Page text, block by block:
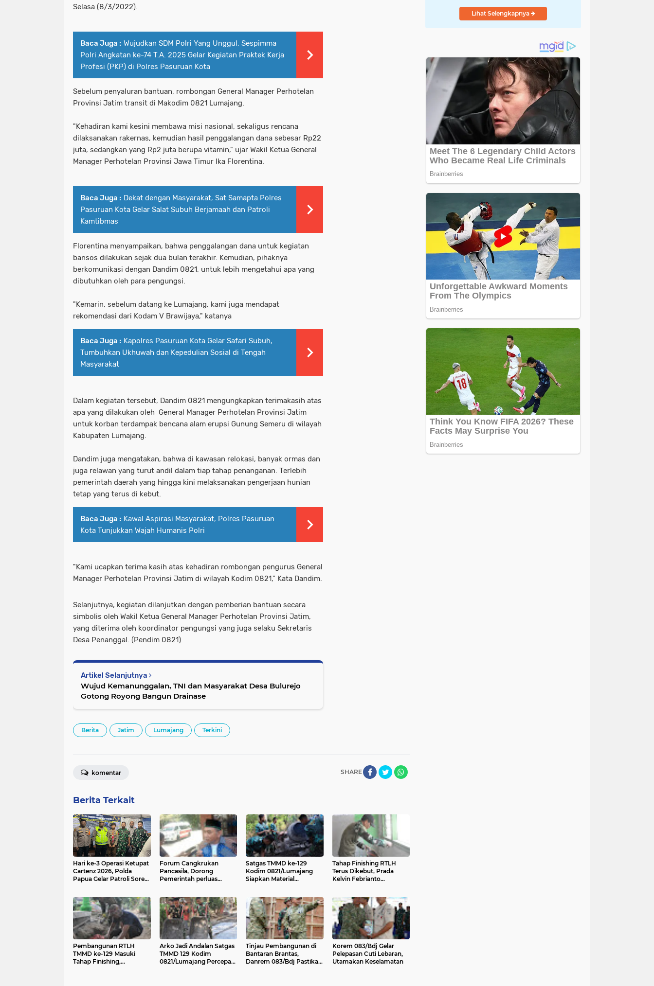
Selasa (8/3/2022).
Baca Juga : Wujudkan SDM Polri Yang Unggul, Sespimma
Polri Angkatan ke-74 T.A. 2025 Gelar Kegiatan Praktek Kerja
Profesi (PKP) di Polres Pasuruan Kota
Sebelum penyaluran bantuan, rombongan General Manager Perhotelan
Provinsi Jatim transit di Makodim 0821 Lumajang.
"Kehadiran kami kesini membawa misi nasional, sekaligus rencana
dilaksanakan rakernas, kemudian hasil penggalangan dana sebesar Rp22
juta, sedangkan yang Rp2 juta berupa vitamin," ujar Wakil Ketua General
Manager Perhotelan Provinsi Jawa Timur Ika Florentina.
Baca Juga : Dekat dengan Masyarakat, Sat Samapta Polres
Pasuruan Kota Gelar Salat Subuh Berjamaah dan Patroli
Kamtibmas
Florentina menyampaikan, bahwa penggalangan dana untuk kegiatan
bansos dilakukan sejak dua bulan terakhir. Kemudian, pihaknya
berkomunikasi dengan Dandim 0821, untuk lebih mengetahui apa yang
dibutuhkan oleh para pengungsi.
"Kemarin, sebelum datang ke Lumajang, kami juga mendapat
rekomendasi dari Kodam V Brawijaya," katanya
Baca Juga : Kapolres Pasuruan Kota Gelar Safari Subuh,
Tumbuhkan Ukhuwah dan Kepedulian Sosial di Tengah
Masyarakat
Dalam kegiatan tersebut, Dandim 0821 mengungkapkan terimakasih atas
apa yang dilakukan oleh General Manager Perhotelan Provinsi Jatim
untuk korban terdampak bencana alam erupsi Gunung Semeru di wilayah
Kabupaten Lumajang.
Dandim juga mengatakan, bahwa di kawasan relokasi, banyak ormas dan
juga relawan yang turut andil dalam tiap tahap penanganan. Terlebih
pemerintah daerah yang hingga kini melaksanakan pengerjaan hunian
tetap yang terus di kebut.
Baca Juga : Kawal Aspirasi Masyarakat, Polres Pasuruan
Kota Tunjukkan Wajah Humanis Polri
"Kami ucapkan terima kasih atas kehadiran rombongan pengurus General
Manager Perhotelan Provinsi Jatim di wilayah Kodim 0821," Kata Dandim.
Selanjutnya, kegiatan dilanjutkan dengan pemberian bantuan secara
simbolis oleh Wakil Ketua General Manager Perhotelan Provinsi Jatim,
yang diterima oleh koordinator pengungsi yang juga selaku Sekretaris
Desa Penanggal. (Pendim 0821)
Artikel Selanjutnya
Wujud Kemanunggalan, TNI dan Masyarakat Desa Bulurejo
Gotong Royong Bangun Drainase
Berita Jatim Lumajang Terkini
SHARE
komentar
Berita Terkait
Hari ke-3 Operasi Ketupat
Cartenz 2026, Polda
Papua Gelar Patroli Sore
Forum Cangkrukan
Pancasila, Dorong
Pemerintah perluas
Satgas TMMD ke-129
Kodim 0821/Lumajang
Siapkan Material
Tahap Finishing RTLH
Terus Dikebut, Prada
Kelvin Febrianto
Pembangunan RTLH
TMMD ke-129 Masuki
Tahap Finishing,
Arko Jadi Andalan Satgas
TMMD 129 Kodim
0821/Lumajang Percepat
Tinjau Pembangunan di
Bantaran Brantas,
Danrem 083/Bdj Pastikan
Korem 083/Bdj Gelar
Pelepasan Cuti Lebaran,
Utamakan Keselamatan
Lihat Selengkapnya